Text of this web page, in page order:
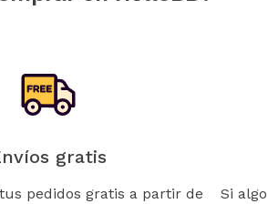
gratis
pedidos gratis a partir de
Si